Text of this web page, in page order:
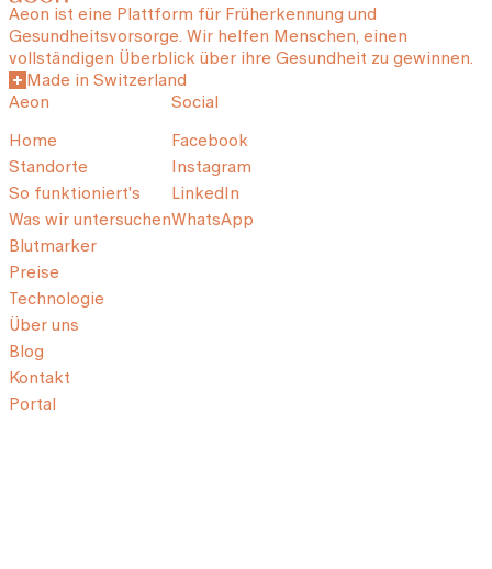
Aeon ist eine Plattform für Früherkennung und
Gesundheitsvorsorge. Wir helfen Menschen, einen
vollständigen Überblick über ihre Gesundheit zu gewinnen.
Made in Switzerland
Aeon
Home
Standorte
So funktioniert's
Was wir untersuchen
Blutmarker
Preise
Technologie
Über uns
Blog
Kontakt
Portal
Social
Facebook
Instagram
LinkedIn
WhatsApp